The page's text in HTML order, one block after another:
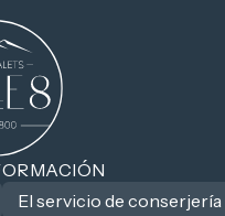
El servicio de conserjería